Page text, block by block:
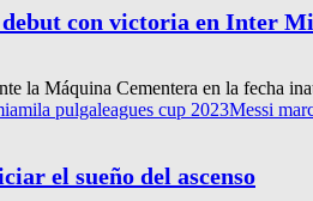
con victoria en Inter
la Máquina Cementera en la fecha
la pulgaleagues cup 2023Messi
el sueño del ascenso